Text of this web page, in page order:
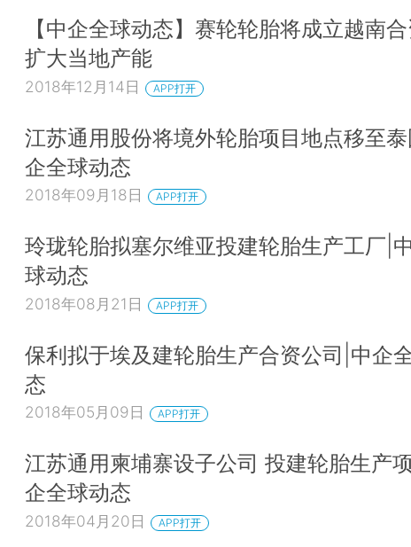
【中企全球动态】赛轮轮胎将成立越南
扩大当地产能
2018年12月14日 APP打开
江苏通用股份将境外轮胎项目地点移至
企全球动态
2018年09月18日 APP打开
玲珑轮胎拟塞尔维亚投建轮胎生产工厂|
球动态
2018年08月21日 APP打开
保利拟于埃及建轮胎生产合资公司|中企
态
2018年05月09日 APP打开
江苏通用柬埔寨设子公司 投建轮胎生产
企全球动态
2018年04月20日 APP打开